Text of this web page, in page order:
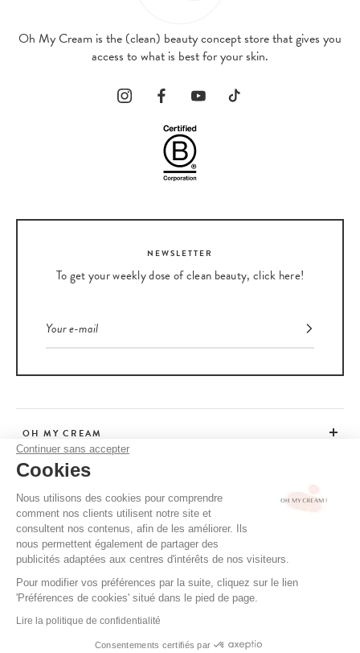
Continuer sans accepter
Cookies
Nous utilisons des cookies pour comprendre
comment nos clients utilisent notre site et
consultent nos contenus, afin de les améliorer. Ils
nous permettent également de partager des
publicités adaptées aux centres d'intérêts de nos visiteurs.
Pour modifier vos préférences par la suite, cliquez sur le lien
'Préférences de cookies' situé dans le pied de page.
Lire la politique de confidentialité
Consentements certifiés par
Oh My Cream is the (clean) beauty concept store that gives you
access to what is best for your skin.
NEWSLETTER
To get your weekly dose of clean beauty, click here!
OH MY CREAM
CUSTOMER SERVICE
ADVICE
CGV / CGU